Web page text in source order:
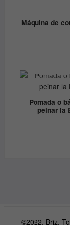
Máquina de
Pomada o
peinar la
©2022. Briz.